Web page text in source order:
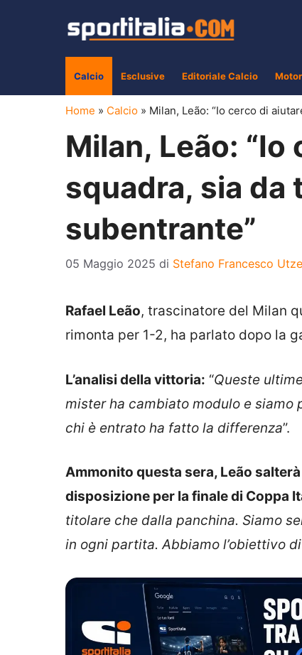
Calcio Esclusive Editoriale Calcio
Home » Calcio » Milan, Leão: “Io cerco di
Milan, Leão:
squadra, sia da
subentrante”
05 Maggio 2025 di Stefano Francesco
Rafael Leão, trascinatore del Milan
rimonta per 1-2, ha parlato dopo la
L’analisi della vittoria: “Queste
mister ha cambiato modulo e
chi è entrato ha fatto la differenza”.
Ammonito questa sera, Leão
disposizione per la finale di Coppa
titolare che dalla panchina. Siamo
in ogni partita. Abbiamo l’obiettivo